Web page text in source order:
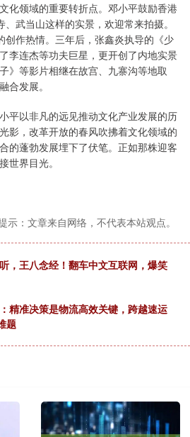
化领域的重要转折点。邓小平鼓励香港
武当山这样的实景，欢迎常来拍摄。
创作热情。三年后，张鑫炎执导的《少
李连杰等功夫巨星，更开创了内地实景
》等影片相继在故宫、九寨沟等地取
合发展。
平以非凡的远见推动文化产业发展的历
影，改革开放的春风吹拂着文化领域的
的蓬勃发展埋下了伏笔。正如那株迎客
世界目光。
示：文章来自网络，不代表本站观点。
，王八念经！翻车中文互联网，爆笑
精准决策是物流高效关键，跨越速运
题